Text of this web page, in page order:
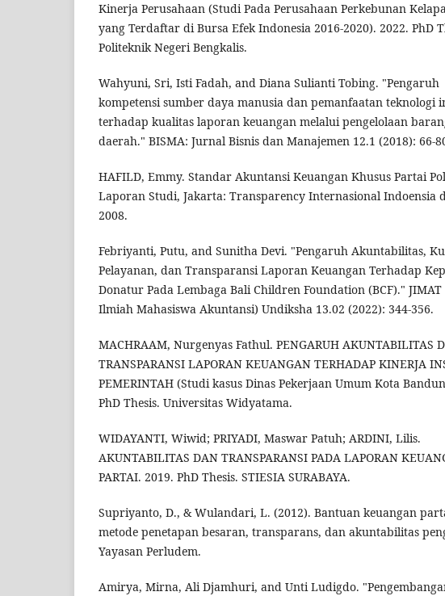
Kinerja Perusahaan (Studi Pada Perusahaan Perkebunan
yang Terdaftar di Bursa Efek Indonesia 2016-2020). 2022. PhD
Politeknik Negeri Bengkalis.
Wahyuni, Sri, Isti Fadah, and Diana Sulianti Tobing. "Pengaruh
kompetensi sumber daya manusia dan pemanfaatan teknologi
terhadap kualitas laporan keuangan melalui pengelolaan
daerah." BISMA: Jurnal Bisnis dan Manajemen 12.1 (2018): 66-
HAFILD, Emmy. Standar Akuntansi Keuangan Khusus Partai
Laporan Studi, Jakarta: Transparency Internasional Indoensia
2008.
Febriyanti, Putu, and Sunitha Devi. "Pengaruh Akuntabilitas,
Pelayanan, dan Transparansi Laporan Keuangan Terhadap
Donatur Pada Lembaga Bali Children Foundation (BCF)."
Ilmiah Mahasiswa Akuntansi) Undiksha 13.02 (2022): 344-356.
MACHRAAM, Nurgenyas Fathul. PENGARUH AKUNTABILITAS
TRANSPARANSI LAPORAN KEUANGAN TERHADAP KINERJA
PEMERINTAH (Studi kasus Dinas Pekerjaan Umum Kota
PhD Thesis. Universitas Widyatama.
WIDAYANTI, Wiwid; PRIYADI, Maswar Patuh; ARDINI, Lilis.
AKUNTABILITAS DAN TRANSPARANSI PADA LAPORAN
PARTAI. 2019. PhD Thesis. STIESIA SURABAYA.
Supriyanto, D., & Wulandari, L. (2012). Bantuan keuangan
metode penetapan besaran, transparans, dan akuntabilitas
Yayasan Perludem.
Amirya, Mirna, Ali Djamhuri, and Unti Ludigdo.